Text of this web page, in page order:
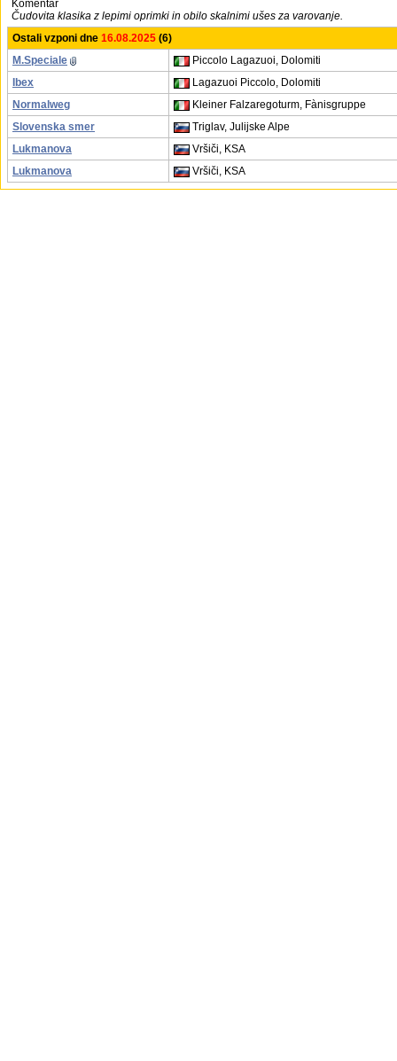
Komentar
Čudovita klasika z lepimi oprimki in obilo skalnimi ušes za varovanje.
Ostali vzponi dne 16.08.2025 (6)
M.Speciale
Piccolo Lagazuoi, Dolomiti
Ibex
Lagazuoi Piccolo, Dolomiti
Normalweg
Kleiner Falzaregoturm, Fànisgruppe
Slovenska smer
Triglav, Julijske Alpe
Lukmanova
Vršiči, KSA
Lukmanova
Vršiči, KSA